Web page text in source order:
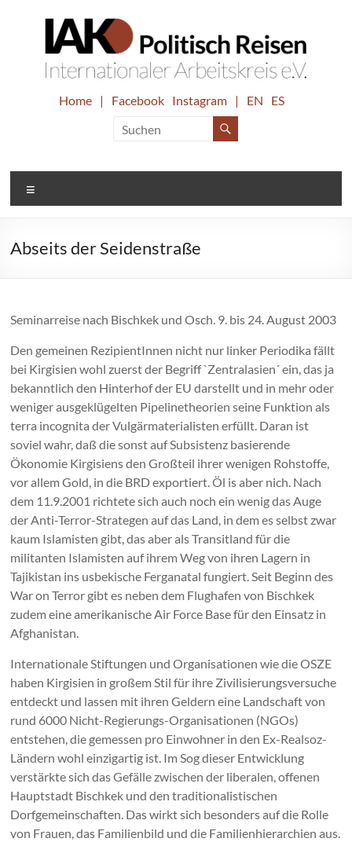
IAK.
Reisen
Internationaler
Home | Facebook Instagram | EN ES
Abseits der Seidenstraße
Seminarreise nach Bischkek und Osch. 9. bis 24. August 2003
Den gemeinen RezipientInnen nicht nur linker Periodika fällt
bei Kirgisien wohl zuerst der Begriff `Zentralasien´ ein, das ja
bekanntlich den Hinterhof der EU darstellt und in mehr oder
weniger ausgeklügelten Pipelinetheorien seine Funktion als
terra incognita der Vulgärmaterialisten erfüllt. Daran ist
soviel wahr, daß die sonst auf Subsistenz basierende
Ökonomie Kirgisiens den Großteil ihrer wenigen Rohstoffe,
vor allem Gold, in die BRD exportiert. Öl is aber nich. Nach
dem 11.9.2001 richtete sich auch noch ein wenig das Auge
der Anti-Terror-Strategen auf das Land, in dem es selbst zwar
kaum Islamisten gibt, das aber als Transitland für die
militanten Islamisten auf ihrem Weg von ihren Lagern in
Tajikistan ins usbekische Ferganatal fungiert. Seit Beginn des
War on Terror gibt es neben dem Flughafen von Bischkek
zudem eine amerikanische Air Force Base für den Einsatz in
Afghanistan.
Internationale Stiftungen und Organisationen wie die OSZE
haben Kirgisien in großem Stil für ihre Zivilisierungsversuche
entdeckt und lassen mit ihren Geldern eine Landschaft von
rund 6000 Nicht-Regierungs-Organisationen (NGOs)
entstehen, die gemessen pro Einwohner in den Ex-Realsoz-
Ländern wohl einzigartig ist. Im Sog dieser Entwicklung
verstärkte sich das Gefälle zwischen der liberalen, offenen
Hauptstadt Bischkek und den traditionalistischen
Dorfgemeinschaften. Das wirkt sich besonders auf die Rolle
von Frauen, das Familienbild und die Familienhierarchien aus.